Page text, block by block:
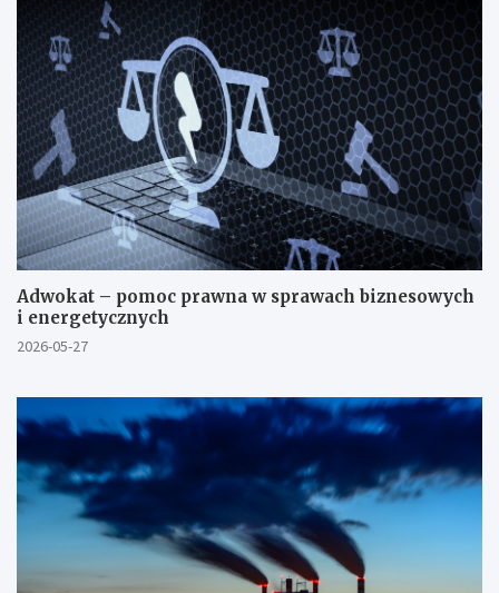
Adwokat – pomoc prawna w sprawach biznesowych
i energetycznych
2026-05-27